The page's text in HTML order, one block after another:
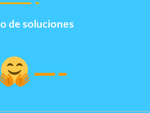
de soluciones
—-